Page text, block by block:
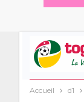
Accueil d1